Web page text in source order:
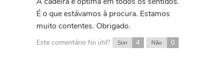
É o que estávamos à procura. Estamos
muito contentes. Obrigado.
Este comentário foi útil? Sim 4 Não 0